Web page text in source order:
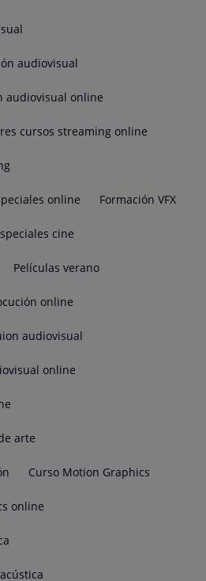
audiovisual
audiovisual online
cursos streaming online
online Formación VFX
cine
Películas verano
online
audiovisual
online
arte
Curso Motion Graphics
online